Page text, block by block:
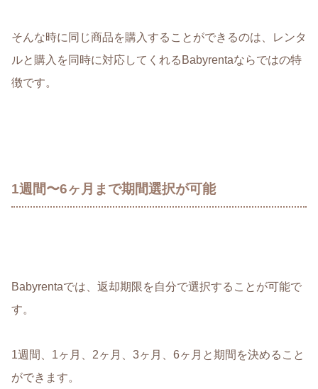
そんな時に同じ商品を購入することができるのは、レンタ
ルと購入を同時に対応してくれるBabyrentaならではの特
徴です。
1週間〜6ヶ月まで期間選択が可能
Babyrentaでは、返却期限を 自分で選択すること が可能で
す。
1週間、1ヶ月、2ヶ月、3ヶ月、6ヶ月 と期間を決めること
ができます。